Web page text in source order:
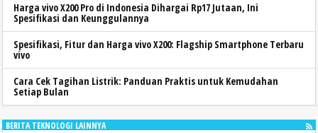
Harga vivo X200 Pro di Indonesia Dihargai Rp17 Jutaan, Ini
Spesifikasi dan Keunggulannya
Spesifikasi, Fitur dan Harga vivo X200: Flagship Smartphone Terbaru
vivo
Cara Cek Tagihan Listrik: Panduan Praktis untuk Kemudahan
Setiap Bulan
BERITA TEKNOLOGI LAINNYA